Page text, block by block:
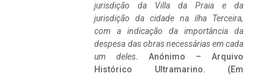
jurisdição da Villa da Praia e da
jurisdição da cidade na ilha Terceira,
com a indicação da importância da
despesa das obras necessárias em cada
um deles. Anónimo – Arquivo
Histórico Ultramarino. (Em